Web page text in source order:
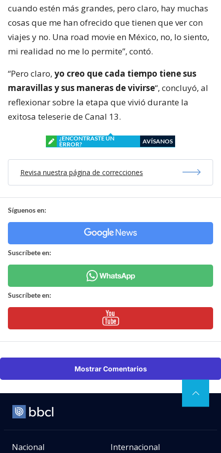
cuando estén más grandes, pero claro, hay muchas
cosas que me han ofrecido que tienen que ver con
viajes y no. Una road movie en México, no, lo siento,
mi realidad no me lo permite”, contó.
“Pero claro, yo creo que cada tiempo tiene sus
maravillas y sus maneras de vivirse“, concluyó, al
reflexionar sobre la etapa que vivió durante la
exitosa teleserie de Canal 13.
¿ENCONTRASTE UN
ERROR?
AVÍSANOS
Revisa nuestra página de correcciones
Síguenos en:
Suscríbete en:
Suscríbete en:
Mostrar Comentarios
Nacional Internacional